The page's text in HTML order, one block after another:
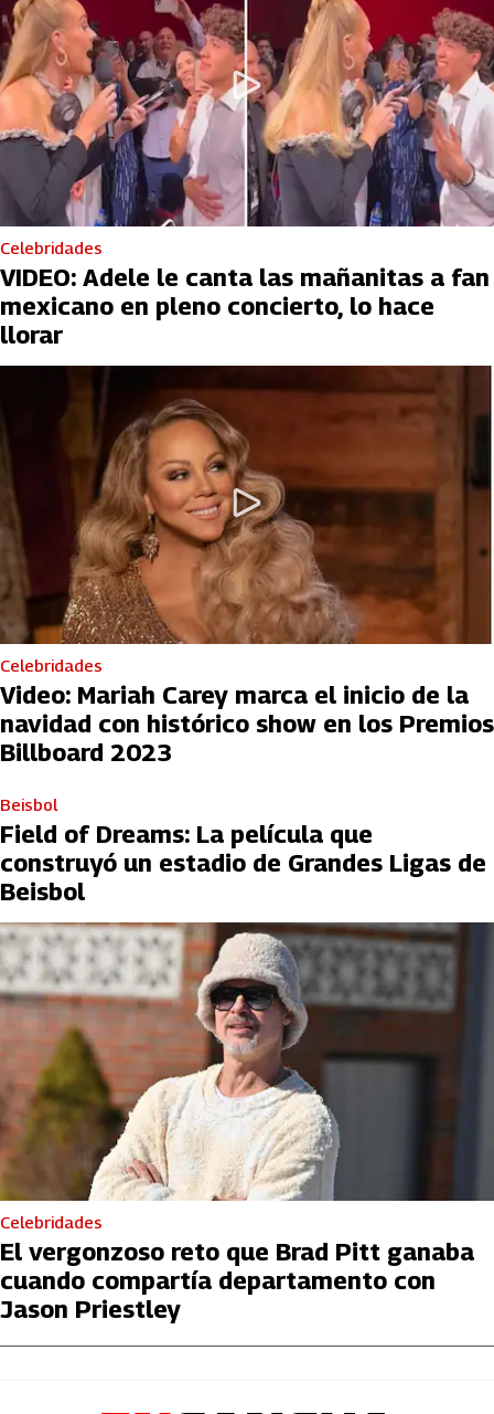
Celebridades
VIDEO: Adele le canta las mañanitas a fan
mexicano en pleno concierto, lo hace
llorar
Celebridades
Video: Mariah Carey marca el inicio de la
navidad con histórico show en los Premios
Billboard 2023
Beisbol
Field of Dreams: La película que
construyó un estadio de Grandes Ligas de
Beisbol
Celebridades
El vergonzoso reto que Brad Pitt ganaba
cuando compartía departamento con
Jason Priestley